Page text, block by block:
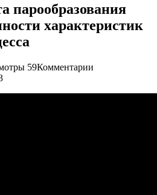
парообразования
характеристик
59Комментарии